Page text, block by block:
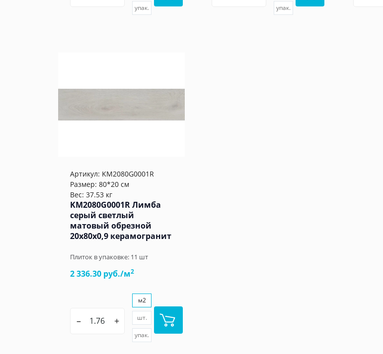
упак. упак.
Артикул: KM2080G0001R
Размер: 80*20 см
Вес: 37.53 кг
KM2080G0001R Лимба
серый светлый
матовый обрезной
20x80x0,9 керамогранит
Плиток в упаковке: 11 шт
2 336.30 руб./м2
– +
м2
шт.
упак.